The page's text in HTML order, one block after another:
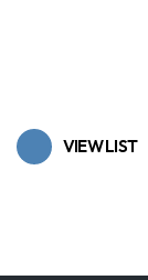
VIEW LIST